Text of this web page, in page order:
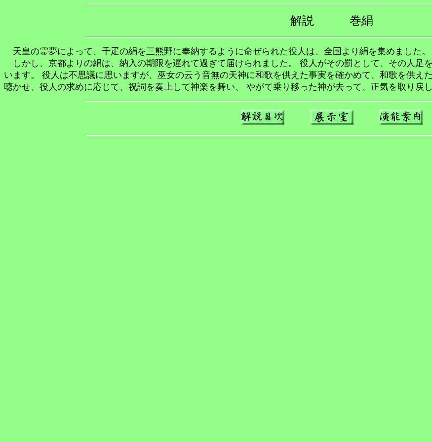
解説 巻絹
天皇の霊夢によって、千疋の絹を三熊野に奉納するように命ぜられた役人は、全国より絹を集めました。
しかし、京都よりの絹は、納入の期限を遅れて過ぎて届けられました。 役人がその罰として、その人足
います。 役人は不思議に思いますが、巫女の云う音無の天神に和歌を供えた事実を確かめて、和歌を供え
聴かせ、役人の求めに応じて、祝詞を奏上して神楽を舞い、 やがて乗り移った神が去って、正気を取り戻し